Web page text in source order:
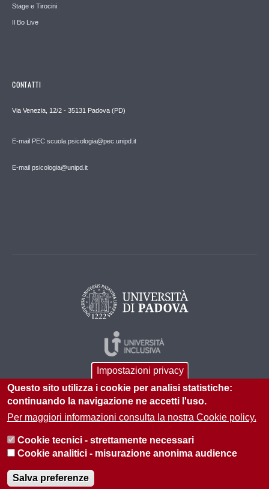
Stage e Tirocini
Il Bo Live
CONTATTI
Via Venezia, 12/2 - 35131 Padova (PD)
E-mail PEC scuola.psicologia@pec.unipd.it
E-mail psicologia@unipd.it
P.I. 00742430283 C.F. 80006480281
Informazioni sul sito
Impostazioni privacy
Questo sito utilizza i cookie per analisi statistiche:
continuando la navigazione ne accetti l'uso.
Per maggiori informazioni consulta la nostra Cookie policy.
Cookie tecnici - strettamente necessari
Cookie analitici - misurazione anonima audience
Salva preferenze